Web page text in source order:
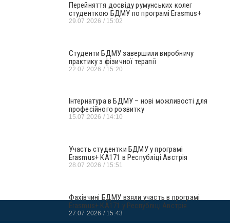
Перейняття досвіду румунських колег
студенткою БДМУ по програмі Erasmus+
29.07.2026 15:02
Студенти БДМУ завершили виробничу
практику з фізичної терапії
22.07.2026 15:20
Інтернатура в БДМУ – нові можливості для
професійного розвитку
15.07.2026 14:10
Участь студентки БДМУ у програмі
Erasmus+ KA171 в Республіці Австрія
28.07.2026 15:51
Фахівчині БДМУ взяли участь в програмі
Erasmus+ KA171 у Республіці Австрія
27.07.2026 15:43